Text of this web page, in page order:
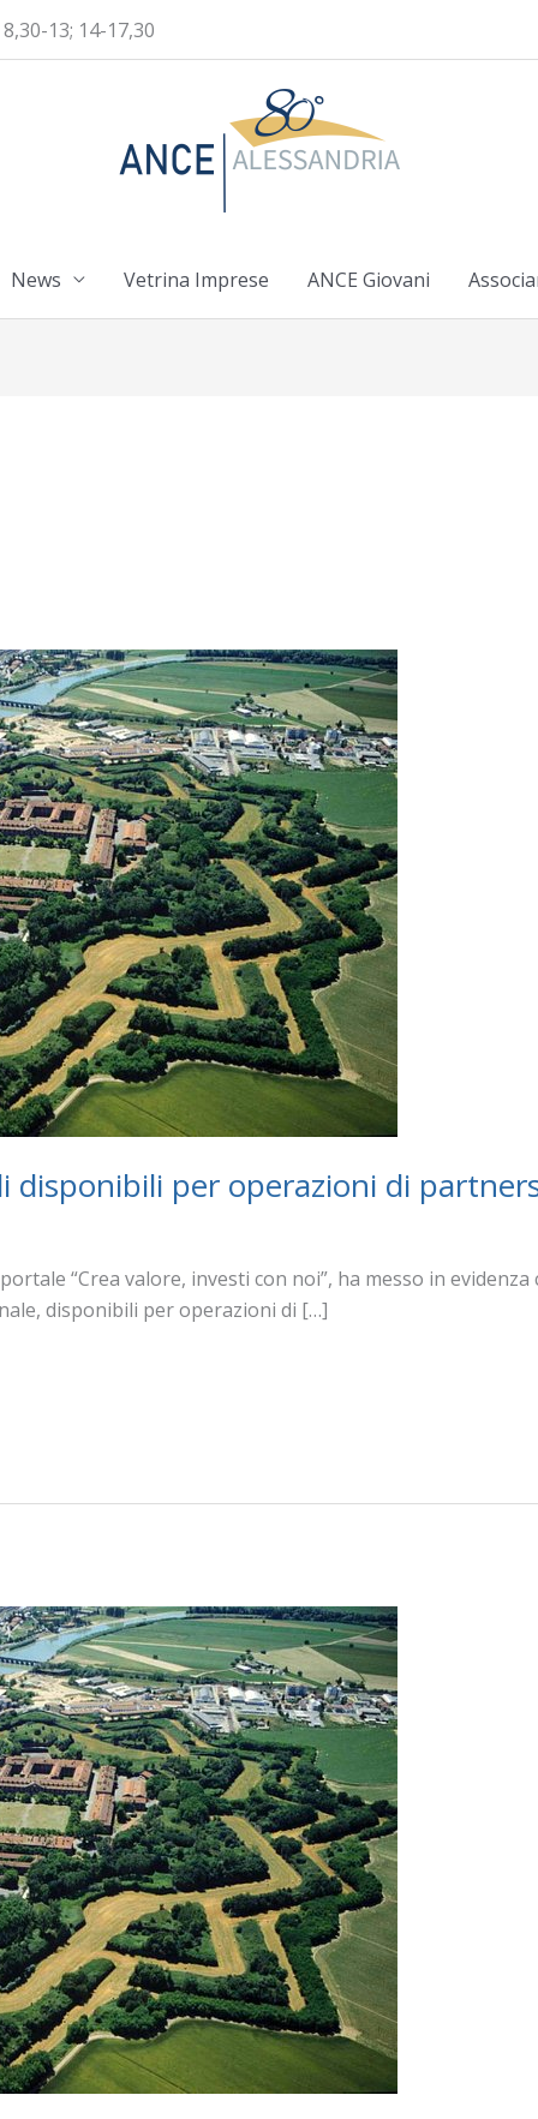
13; 14-17,30
News Vetrina Imprese ANCE Giovani
disponibili per operazioni di
“Crea valore, investi con noi”, ha messo in
disponibili per operazioni di […]